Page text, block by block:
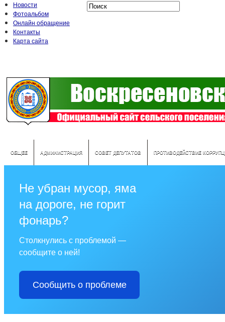
Новости
Фотоальбом
Онлайн обращение
Контакты
Карта сайта
ОБЩЕЕ АДМИНИСТРАЦИЯ СОВЕТ ДЕПУТАТОВ ПРОТИВОДЕЙСТВИЕ
Не убран мусор, яма
на дороге, не горит
фонарь?
Столкнулись с проблемой —
сообщите о ней!
Сообщить о проблеме